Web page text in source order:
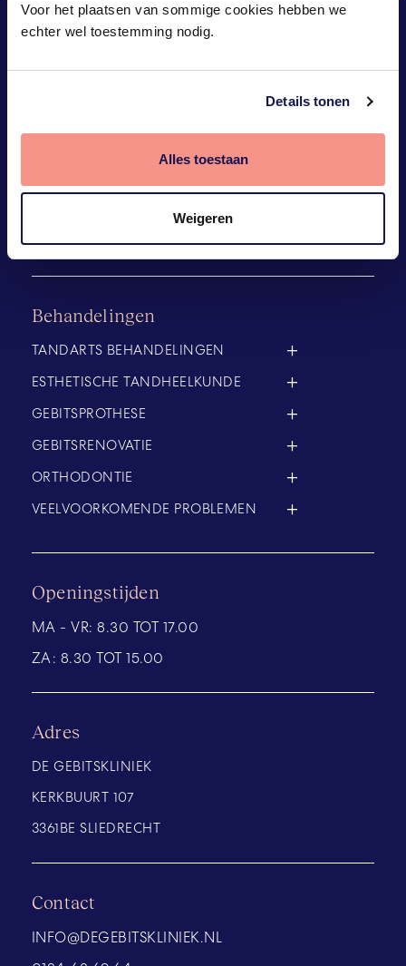
Voor het plaatsen van sommige cookies hebben we
echter wel toestemming nodig.
Details tonen
Alles toestaan
Weigeren
ONLINE PATIËNTENPORTAAL
NIEUWS
WERKEN BIJ
CONTACT
Behandelingen
TANDARTS BEHANDELINGEN
ESTHETISCHE TANDHEELKUNDE
GEBITSPROTHESE
GEBITSRENOVATIE
ORTHODONTIE
VEELVOORKOMENDE PROBLEMEN
Adres
DE GEBITSKLINIEK
KERKBUURT 107
3361BE SLIEDRECHT
Contact
INFO@DEGEBITSKLINIEK.NL
Openingstijden
MA - VR:8.30 TOT 17.00
ZA: 8.30 TOT 15.00